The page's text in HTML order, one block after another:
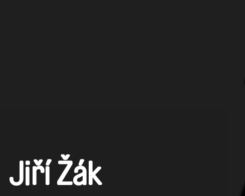
Jiří Žák